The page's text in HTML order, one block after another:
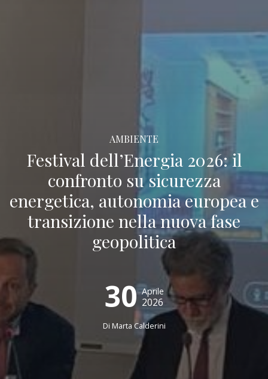
AMBIENTE
Festival dell’Energia 2026: il
confronto su sicurezza
energetica, autonomia europea e
transizione nella nuova fase
geopolitica
30 Aprile
2026
Di Marta Calderini